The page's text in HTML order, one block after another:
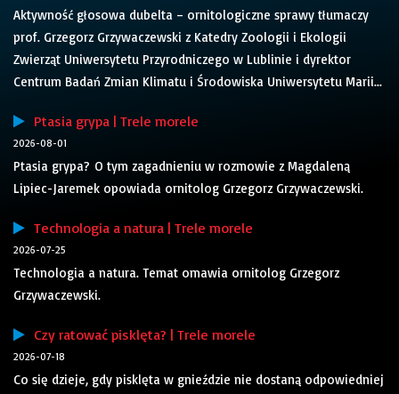
Aktywność głosowa dubelta – ornitologiczne sprawy tłumaczy
prof. Grzegorz Grzywaczewski z Katedry Zoologii i Ekologii
Zwierząt Uniwersytetu Przyrodniczego w Lublinie i dyrektor
Centrum Badań Zmian Klimatu i Środowiska Uniwersytetu Marii...
Ptasia grypa | Trele morele
2026-08-01
Ptasia grypa? O tym zagadnieniu w rozmowie z Magdaleną
Lipiec-Jaremek opowiada ornitolog Grzegorz Grzywaczewski.
Technologia a natura | Trele morele
2026-07-25
Technologia a natura. Temat omawia ornitolog Grzegorz
Grzywaczewski.
Czy ratować pisklęta? | Trele morele
2026-07-18
Co się dzieje, gdy pisklęta w gnieździe nie dostaną odpowiedniej